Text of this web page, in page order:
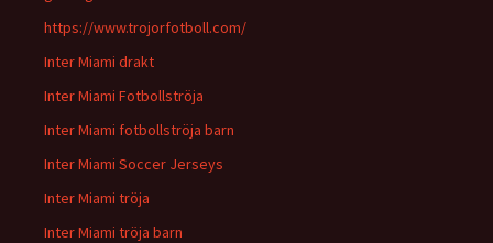
https://www.trojorfotboll.com/
Inter Miami drakt
Inter Miami Fotbollströja
Inter Miami fotbollströja barn
Inter Miami Soccer Jerseys
Inter Miami tröja
Inter Miami tröja barn